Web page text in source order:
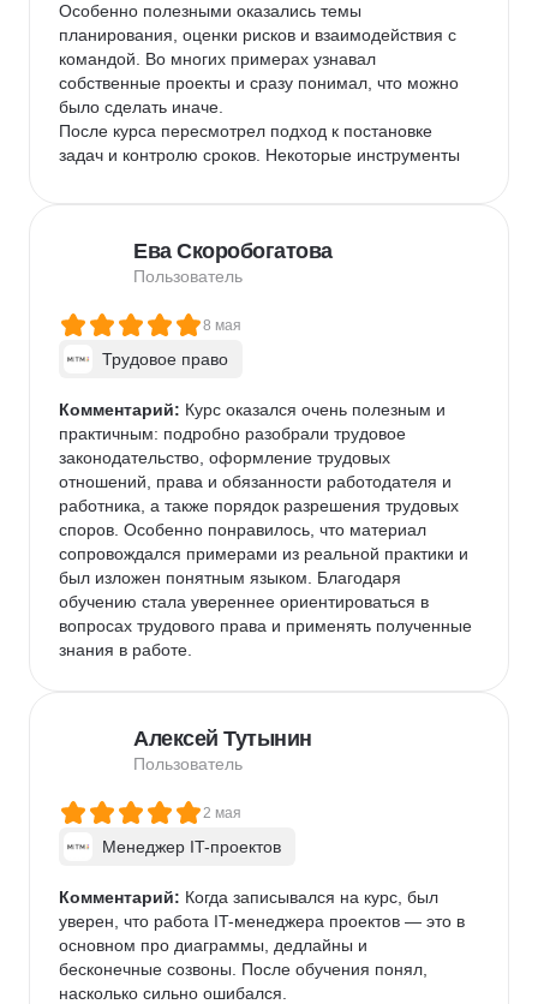
Особенно полезными оказались темы
планирования, оценки рисков и взаимодействия с
командой. Во многих примерах узнавал
собственные проекты и сразу понимал, что можно
было сделать иначе.
После курса пересмотрел подход к постановке
задач и контролю сроков. Некоторые инструменты
не остаются в конспектах, а начинают приносить
пользу уже на следующий день.
Ева Скоробогатова
Пользователь
8 мая
Трудовое право
Комментарий: Курс оказался очень полезным и
практичным: подробно разобрали трудовое
законодательство, оформление трудовых
отношений, права и обязанности работодателя и
работника, а также порядок разрешения трудовых
споров. Особенно понравилось, что материал
сопровождался примерами из реальной практики и
был изложен понятным языком. Благодаря
обучению стала увереннее ориентироваться в
вопросах трудового права и применять полученные
знания в работе.
Алексей Тутынин
Пользователь
2 мая
Менеджер IT-проектов
Комментарий: Когда записывался на курс, был
уверен, что работа IT-менеджера проектов — это в
основном про диаграммы, дедлайны и
бесконечные созвоны. После обучения понял,
насколько сильно ошибался.